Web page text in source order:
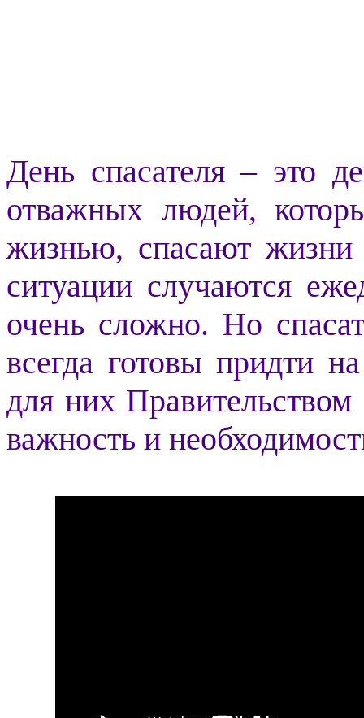
День спасателя – это
отважных людей,
жизнью, спасают
ситуации случаются
очень сложно. Но
всегда готовы придти
для них
важность и